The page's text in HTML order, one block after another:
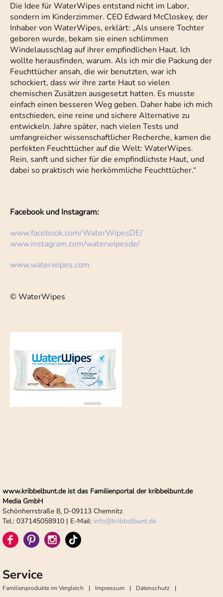
Die Idee für WaterWipes entstand nicht im Labor,
sondern im Kinderzimmer. CEO Edward McCloskey, der
Inhaber von WaterWipes, erklärt: „Als unsere Tochter
geboren wurde, bekam sie einen schlimmen
Windelausschlag auf ihrer empfindlichen Haut. Ich
wollte herausfinden, warum. Als ich mir die Packung der
Feuchttücher ansah, die wir benutzten, war ich
schockiert, dass wir ihre zarte Haut so vielen
chemischen Zusätzen ausgesetzt hatten. Es musste
einfach einen besseren Weg geben. Daher habe ich mich
entschieden, eine reine und sichere Alternative zu
entwickeln. Jahre später, nach vielen Tests und
umfangreicher wissenschaftlicher Recherche, kamen die
perfekten Feuchttücher auf die Welt: WaterWipes.
Rein, sanft und sicher für die empfindlichste Haut, und
dabei so praktisch wie herkömmliche Feuchttücher.“
Facebook und Instagram:
www.facebook.com/WaterWipesDE/
www.instagram.com/waterwipesde/
www.waterwipes.com
© WaterWipes
www.kribbelbunt.de ist das Familienportal der kribbelbunt.de
Media GmbH
Schönherrstraße 8, D-09113 Chemnitz
Tel.: 037145058910 | E-Mail: info@kribbelbunt.de
Service
Familienprodukte im Vergleich Impressum Datenschutz